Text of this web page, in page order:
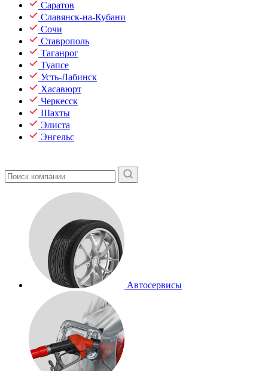
Саратов
Славянск-на-Кубани
Сочи
Ставрополь
Таганрог
Туапсе
Усть-Лабинск
Хасавюрт
Черкесск
Шахты
Элиста
Энгельс
Автосервисы